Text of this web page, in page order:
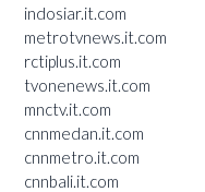
indosiar.it.com
metrotvnews.it.com
rctiplus.it.com
tvonenews.it.com
mnctv.it.com
cnnmedan.it.com
cnnmetro.it.com
cnnbali.it.com